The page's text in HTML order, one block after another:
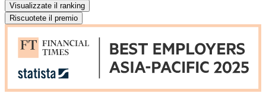
Visualizzate il ranking
Riscuotete il premio